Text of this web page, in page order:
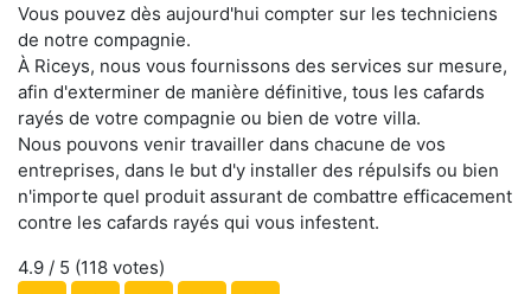
Vous pouvez dès aujourd'hui compter sur les techniciens
de notre compagnie.
À Riceys, nous vous fournissons des services sur mesure,
afin d'exterminer de manière définitive, tous les cafards
rayés de votre compagnie ou bien de votre villa.
Nous pouvons venir travailler dans chacune de vos
entreprises, dans le but d'y installer des répulsifs ou bien
n'importe quel produit assurant de combattre efficacement
contre les cafards rayés qui vous infestent.
4.9 / 5 (118 votes)